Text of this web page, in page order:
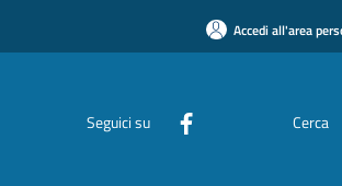
Accedi all'area
Seguici su Cerca